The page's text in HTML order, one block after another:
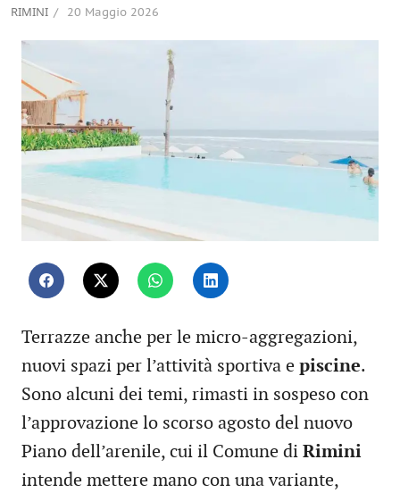
RIMINI 20 Maggio 2026
Terrazze anche per le micro-aggregazioni,
nuovi spazi per l’attività sportiva e piscine.
Sono alcuni dei temi, rimasti in sospeso con
l’approvazione lo scorso agosto del nuovo
Piano dell’arenile, cui il Comune di Rimini
intende mettere mano con una variante,